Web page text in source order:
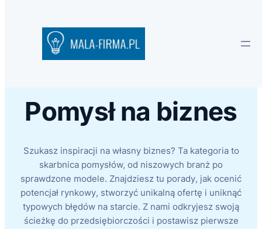
Pomysł na biznes
Szukasz inspiracji na własny biznes? Ta kategoria to
skarbnica pomysłów, od niszowych branż po
sprawdzone modele. Znajdziesz tu porady, jak ocenić
potencjał rynkowy, stworzyć unikalną ofertę i uniknąć
typowych błędów na starcie. Z nami odkryjesz swoją
ścieżkę do przedsiębiorczości i postawisz pierwsze